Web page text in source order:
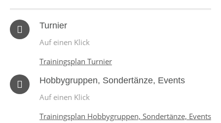
Turnier
Auf einen Klick
Trainingsplan Turnier
Hobbygruppen, Sondertänze, Events
Auf einen Klick
Trainingsplan Hobbygruppen, Sondertänze, Events